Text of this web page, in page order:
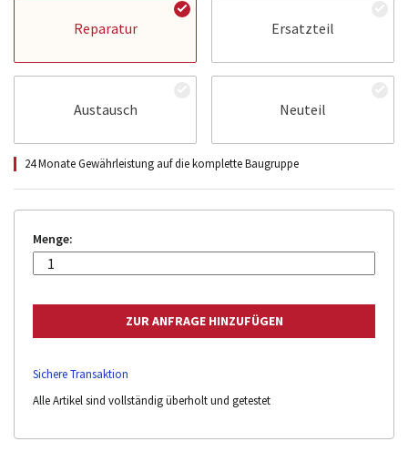
Reparatur Ersatzteil
Austausch Neuteil
24 Monate Gewährleistung auf die komplette Baugruppe
Menge:
Sichere Transaktion
Alle Artikel sind vollständig überholt und getestet